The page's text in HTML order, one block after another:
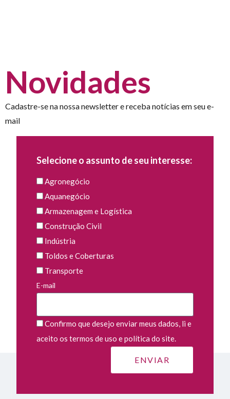
Novidades
Cadastre-se na nossa newsletter e receba notícias em seu e-
mail
Selecione o assunto de seu interesse:
Agronegócio
Aquanegócio
Armazenagem e Logística
Construção Civil
Indústria
Toldos e Coberturas
Transporte
E-mail
Confirmo que desejo enviar meus dados, li e
aceito os termos de uso e política do site.